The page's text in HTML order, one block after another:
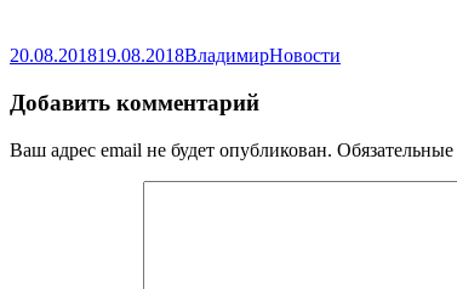
Опубликовано
20.08.201819.08.2018Автор
ВладимирРубрики
Новости
Добавить комментарий
Ваш адрес email не будет опубликован.